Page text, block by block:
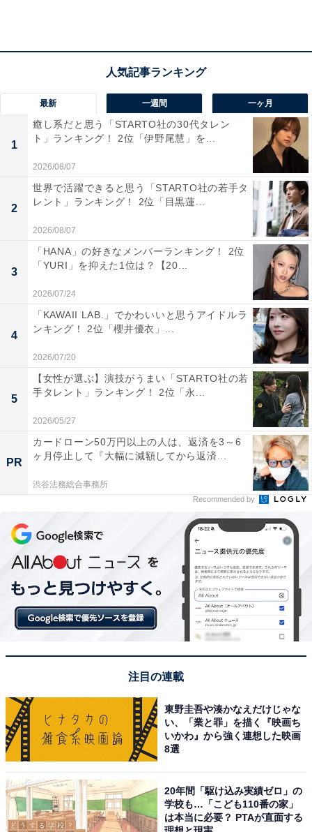
歌いこなしています。
回答者からは、「今までの乃木坂メンバーにいない声で
アイドルよりも歌手の声をもっていてもっと聞きたくな
る上手さです（30代男性）」「アルノちゃんは特に、今
後の将来性に期待しています（20代男性）」「歌番組で
見たときに歌声がきれいで上手だなと思ったから（30代
女性）」「可愛い声でもなく、音符を追えるではなく、
人の心を揺さぶる歌唱力がある（50代男性）」「ライブ
時に会場がどよめくほど聞きほれてしまったから（20代
男性）」など、アイドルの枠を超えた歌唱力を絶賛する
声が寄せられました。
同率3位 白石麻衣（31票）
同じく同率3位にランクインしたのは、白石麻衣さんで
した！
白石さんは、2011年に乃木坂46・1期生のオーディショ
ンに合格。2020年10月28日にグループを卒業しました。
白石さんは、グループ在籍時に表題曲のセンターを5回
務め、25枚目シングルに収録されたソロ曲『じゃあ
ね。』では、坂道グループとして初めて、自ら作詞を手
回答者からは、「インフルエンサーでセンターで歌って
いたのを見て、歌が上手いと思っていました（30代女
最新 一週間 一ヶ月
1
癒し系だと思う「STARTO社の30代タレン
ト」ランキング！ 2位「伊野尾慧」を...
2026/08/07
2
世界で活躍できると思う「STARTO社の若手タ
レント」ランキング！ 2位「目黒蓮...
2026/08/07
3
「HANA」の好きなメンバーランキング！ 2位
「YURI」を抑えた1位は？【20...
2026/07/24
4
「KAWAII LAB.」でかわいいと思うアイドルラ
ンキング！ 2位「櫻井優衣」...
2026/07/20
5
【女性が選ぶ】演技がうまい「STARTO社の若
手タレント」ランキング！ 2位「永...
2026/05/27
PR
カードローン50万円以上の人は、返済を3～6
ヶ月停止して『大幅に減額してから返済...
渋谷法務総合事務所
Recommended by
注目の連載
東野圭吾や湊かなえだけじゃな
い、「業と罪」を描く『映画ち
いかわ』から強く連想した映画
8選
20年間「駆け込み実績ゼロ」の
学校も…「こども110番の家」
は本当に必要？ PTAが直面する